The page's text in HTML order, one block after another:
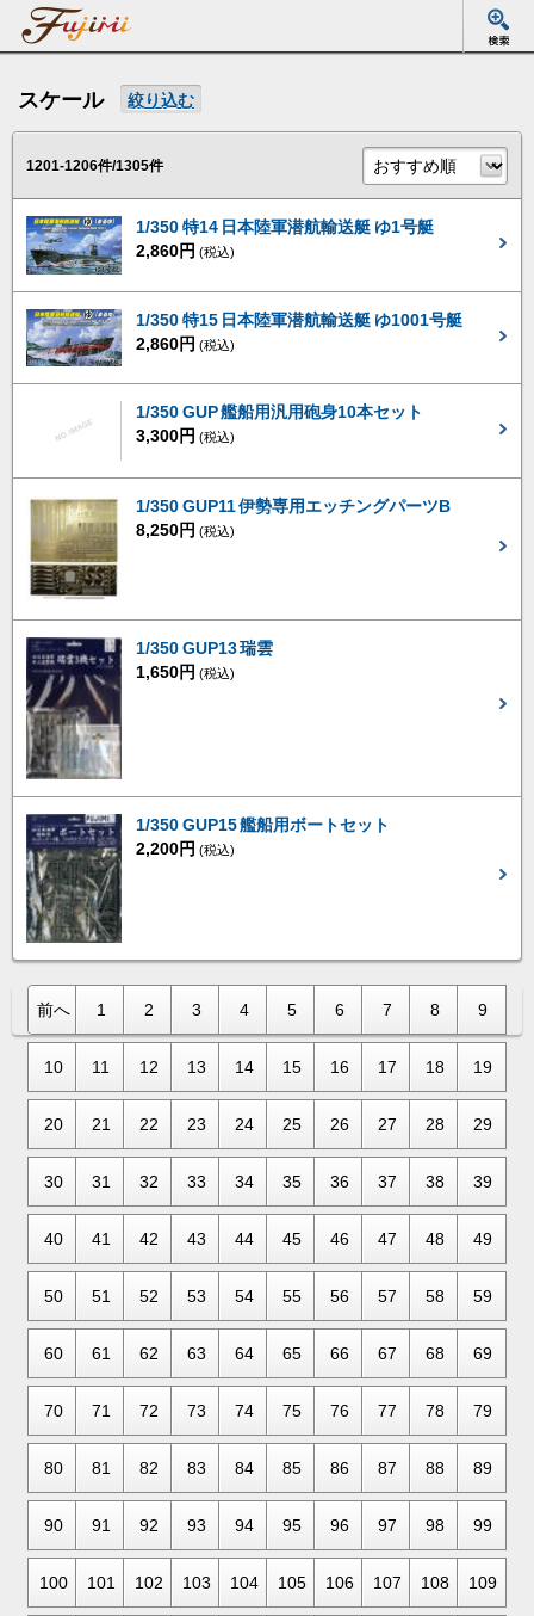
スケール 絞り込む
1201-1206件/1305件
1/350 特14 日本陸軍潜航輸送艇 ゆ1号艇
2,860円 (税込)
1/350 特15 日本陸軍潜航輸送艇 ゆ1001号艇
2,860円 (税込)
1/350 GUP 艦船用汎用砲身10本セット
3,300円 (税込)
1/350 GUP11 伊勢専用エッチングパーツB
8,250円 (税込)
1/350 GUP13 瑞雲
1,650円 (税込)
1/350 GUP15 艦船用ボートセット
2,200円 (税込)
前へ 1 2 3 4 5 6 7 8 9
10 11 12 13 14 15 16 17 18 19
20 21 22 23 24 25 26 27 28 29
30 31 32 33 34 35 36 37 38 39
40 41 42 43 44 45 46 47 48 49
50 51 52 53 54 55 56 57 58 59
60 61 62 63 64 65 66 67 68 69
70 71 72 73 74 75 76 77 78 79
80 81 82 83 84 85 86 87 88 89
90 91 92 93 94 95 96 97 98 99
100 101 102 103 104 105 106 107 108 109